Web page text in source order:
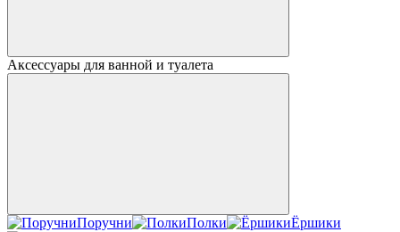
Аксессуары для ванной и туалета
Поручни Полки
Ёршики